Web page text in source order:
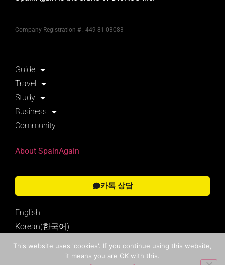
Company Registration # : 449-81-03083
Guide
Travel
Study
Business
Community
About SpainAgain
카톡 상담
English
Korean(한국어)
This website uses 'cookies'. If you continue using this website,
it means you are OK with this.